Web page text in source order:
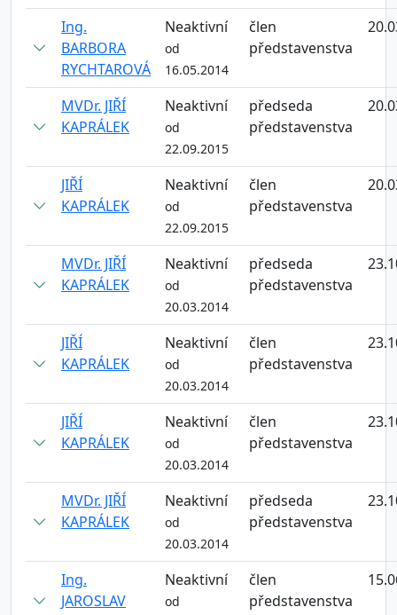
Ing.
BARBORA
RYCHTAROVÁ
Neaktivní
od
16.05.2014
člen
představenstva
MVDr. JIŘÍ
KAPRÁLEK
Neaktivní
od
22.09.2015
předseda
představenstva
JIŘÍ
KAPRÁLEK
Neaktivní
od
22.09.2015
člen
představenstva
MVDr. JIŘÍ
KAPRÁLEK
Neaktivní
od
20.03.2014
předseda
představenstva
JIŘÍ
KAPRÁLEK
Neaktivní
od
20.03.2014
člen
představenstva
JIŘÍ
KAPRÁLEK
Neaktivní
od
20.03.2014
člen
představenstva
MVDr. JIŘÍ
KAPRÁLEK
Neaktivní
od
20.03.2014
předseda
představenstva
Ing.
JAROSLAV
Neaktivní
od
člen
představenstva